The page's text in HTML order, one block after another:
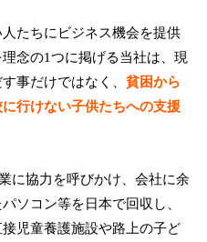
たちにビジネス機会を提供
念の1つに掲げる当社は、現
事だけではなく、貧困から
行けない子供たちへの支援
に協力を呼びかけ、会社に余
ソコン等を日本で回収し、
児童養護施設や路上の子ど